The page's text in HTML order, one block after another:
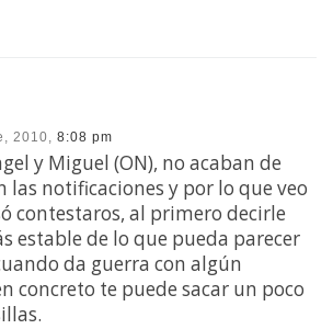
2010, 8:08 pm
y Miguel (ON), no acaban de
las notificaciones y por lo que veo
contestaros, al primero decirle
estable de lo que pueda parecer
da guerra con algún
concreto te puede sacar un poco